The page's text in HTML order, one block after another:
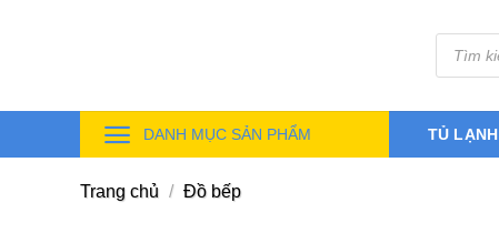
Tìm
kiếm
sản
DANH MỤC SẢN PHẨM TỦ LẠNH
Trang chủ / Đồ bếp